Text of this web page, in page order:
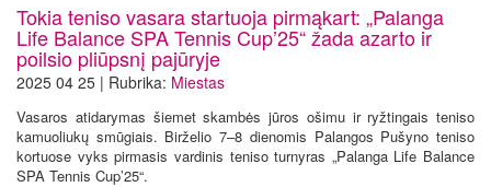
Tokia teniso vasara startuoja pirmąkart: „Palanga
Life Balance SPA Tennis Cup’25“ žada azarto ir
poilsio pliūpsnį pajūryje
2025 04 25 | Rubrika: Miestas
Vasaros atidarymas šiemet skambės jūros ošimu ir ryžtingais teniso
kamuoliukų smūgiais. Birželio 7–8 dienomis Palangos Pušyno teniso
kortuose vyks pirmasis vardinis teniso turnyras „Palanga Life Balance
SPA Tennis Cup’25“.